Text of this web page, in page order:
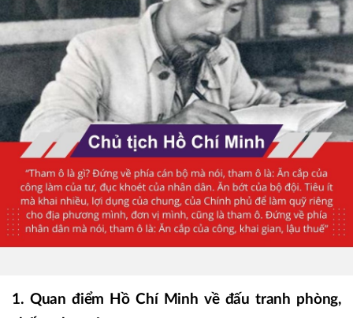
1. Quan điểm Hồ Chí Minh về đấu tranh phòng,